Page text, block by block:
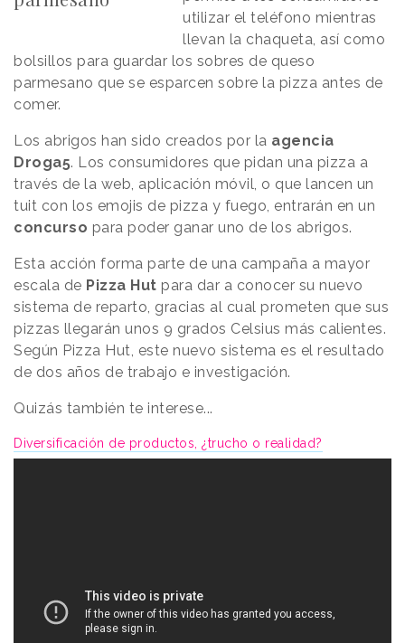
utilizar el teléfono mientras
llevan la chaqueta, así como
bolsillos para guardar los sobres de queso
parmesano que se esparcen sobre la pizza antes de
comer.
Los abrigos han sido creados por la agencia
Droga5. Los consumidores que pidan una pizza a
través de la web, aplicación móvil, o que lancen un
tuit con los emojis de pizza y fuego, entrarán en un
concurso para poder ganar uno de los abrigos.
Esta acción forma parte de una campaña a mayor
escala de Pizza Hut para dar a conocer su nuevo
sistema de reparto, gracias al cual prometen que sus
pizzas llegarán unos 9 grados Celsius más calientes.
Según Pizza Hut, este nuevo sistema es el resultado
de dos años de trabajo e investigación.
Quizás también te interese...
Diversificación de productos, ¿trucho o realidad?